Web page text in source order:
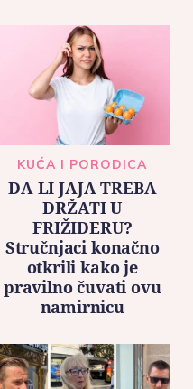
KUĆA I PORODICA
DA LI JAJA TREBA
DRŽATI U
FRIŽIDERU?
Stručnjaci konačno
otkrili kako je
pravilno čuvati ovu
namirnicu